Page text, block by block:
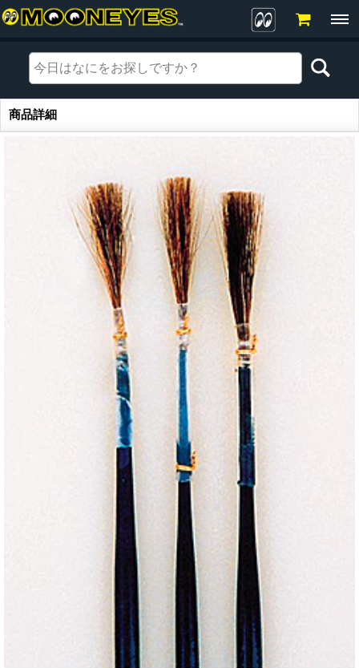
商品詳細
商品詳細